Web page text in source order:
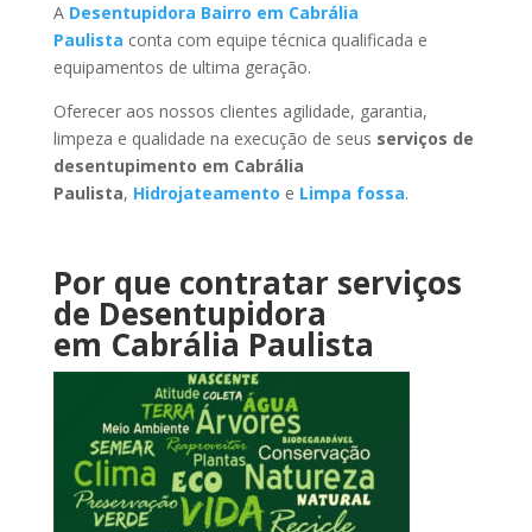
A Desentupidora Bairro em Cabrália
Paulista conta com equipe técnica qualificada e
equipamentos de ultima geração.
Oferecer aos nossos clientes agilidade, garantia,
limpeza e qualidade na execução de seus serviços de
desentupimento em Cabrália
Paulista, Hidrojateamento e Limpa fossa.
Por que contratar serviços
de Desentupidora
em Cabrália Paulista